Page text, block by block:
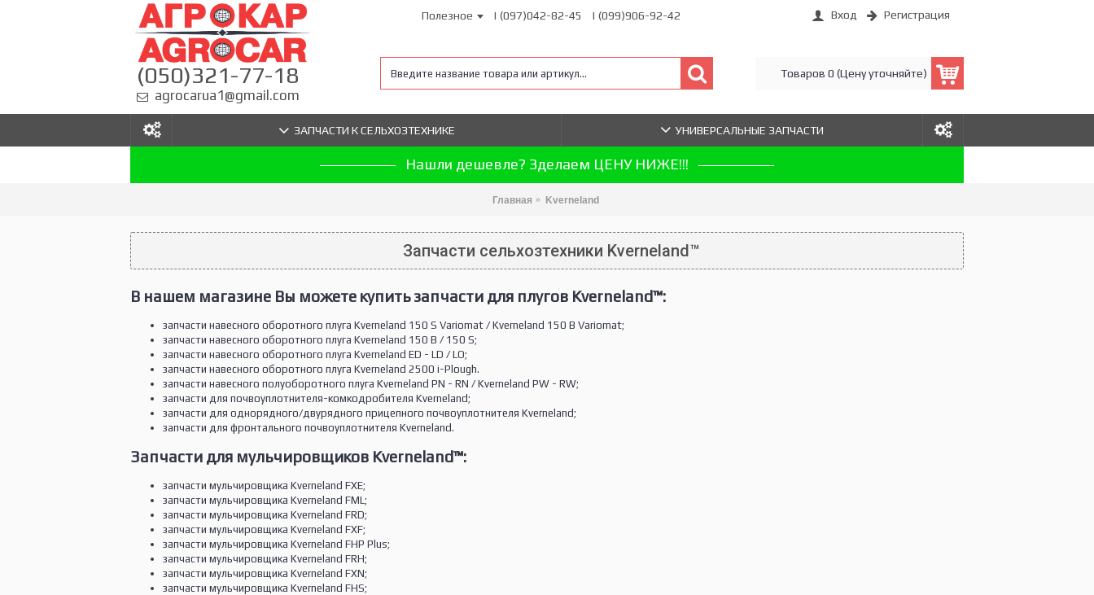
(050)321-77-18
agrocarua1@gmail.com
Полезное | (097)042-82-45 | (099)906-92-42 Вход Регистрация
Товаров 0 (Цену уточняйте)
ЗАПЧАСТИ К СЕЛЬХОЗТЕХНИКЕ УНИВЕРСАЛЬНЫЕ ЗАПЧАСТИ
Нашли дешевле? Зделаем ЦЕНУ НИЖЕ!!!
Главная Kverneland
Запчасти сельхозтехники Kverneland™
В нашем магазине Вы можете купить запчасти для плугов Kverneland™:
запчасти навесного оборотного плуга Kverneland 150 S Variomat / Kverneland 150 B Variomat;
запчасти навесного оборотного плуга Kverneland 150 B / 150 S;
запчасти навесного оборотного плуга Kverneland ED - LD / LO;
запчасти навесного оборотного плуга Kverneland 2500 i-Plough.
запчасти навесного полуоборотного плуга Kverneland PN - RN / Kverneland PW - RW;
запчасти для почвоуплотнителя-комкодробителя Kverneland;
запчасти для однорядного/двурядного прицепного почвоуплотнителя Kverneland;
запчасти для фронтального почвоуплотнителя Kverneland.
Запчасти для мульчировщиков Kverneland™:
запчасти мульчировщика Kverneland FXE;
запчасти мульчировщика Kverneland FML;
запчасти мульчировщика Kverneland FRD;
запчасти мульчировщика Kverneland FXF;
запчасти мульчировщика Kverneland FHP Plus;
запчасти мульчировщика Kverneland FRH;
запчасти мульчировщика Kverneland FXN;
запчасти мульчировщика Kverneland FHS;